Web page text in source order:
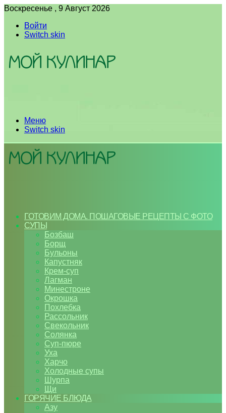
Воскресенье , 9 Август 2026
Войти
Switch skin
Меню
Switch skin
ГОТОВИМ ДОМА. ПОШАГОВЫЕ РЕЦЕПТЫ С ФОТО
СУПЫ
Бозбаш
Борщ
Бульоны
Капустняк
Крем-суп
Лагман
Минестроне
Окрошка
Похлебка
Рассольник
Свекольник
Солянка
Суп-пюре
Уха
Харчо
Холодные супы
Шурпа
Щи
ГОРЯЧИЕ БЛЮДА
Азу